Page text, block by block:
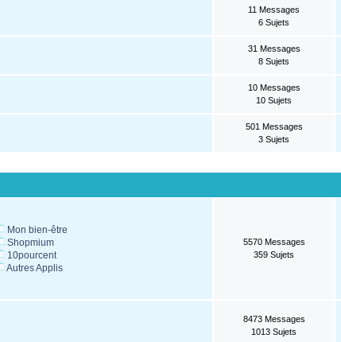
11 Messages
6 Sujets
31 Messages
8 Sujets
10 Messages
10 Sujets
501 Messages
3 Sujets
Mon bien-être
Shopmium
10pourcent
Autres Applis
5570 Messages
359 Sujets
8473 Messages
1013 Sujets